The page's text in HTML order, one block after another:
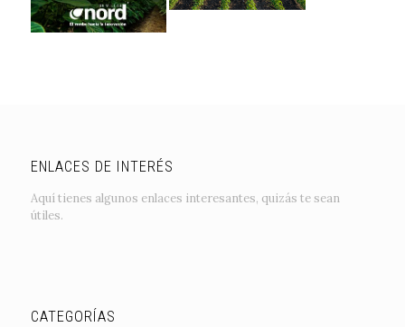
ENLACES DE INTERÉS
Aquí tienes algunos enlaces interesantes, quizás te sean
útiles.
CATEGORÍAS